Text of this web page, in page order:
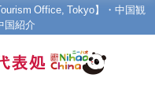
Office, Tokyo】・中国観
国紹介